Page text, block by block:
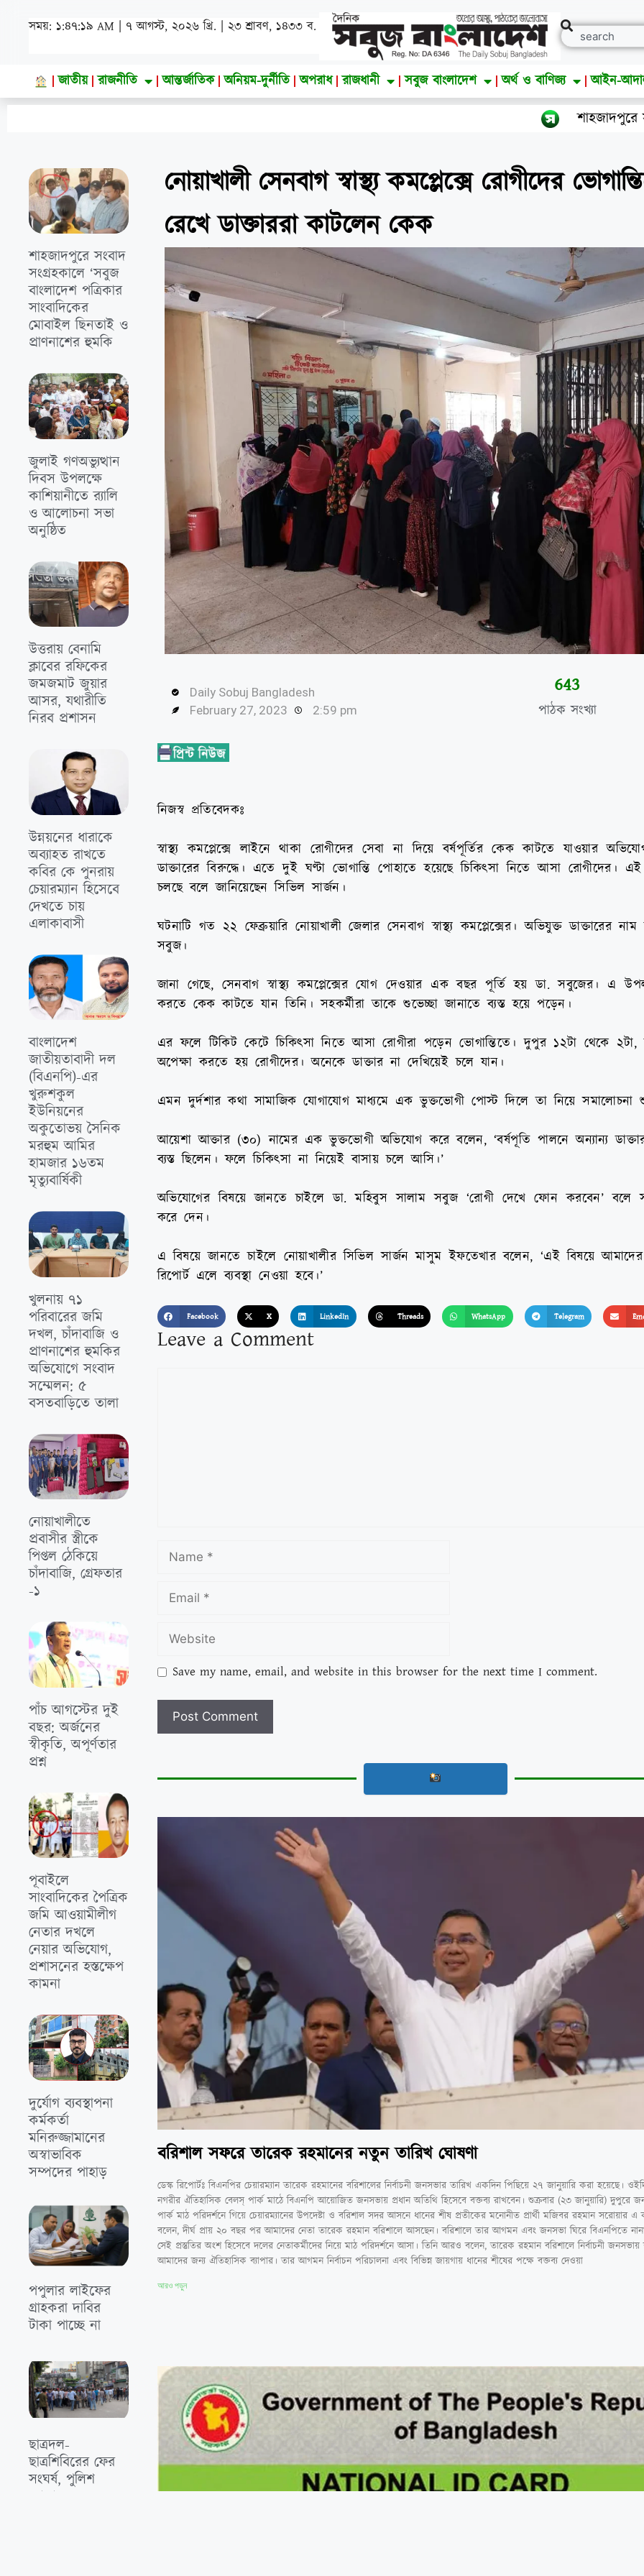
সময়: ১:৪৭:২০ AM | ৭ আগস্ট, ২০২৬ খ্রি. | ২৩ শ্রাবণ, ১৪৩৩ ব.
জাতীয় রাজনীতি আন্তর্জাতিক অনিয়ম-দুর্নীতি অপরাধ রাজধানী সবুজ বাংলাদেশ অর্থ ও বাণিজ্য আইন-
শাহজাদপুরে সংবাদ
শাহজাদপুরে সংবাদ
সংগ্রহকালে ‘সবুজ
বাংলাদেশ পত্রিকার
সাংবাদিকের
মোবাইল ছিনতাই ও
প্রাণনাশের হুমকি
জুলাই গণঅভ্যুত্থান
দিবস উপলক্ষে
কাশিয়ানীতে র‍্যালি
ও আলোচনা সভা
অনুষ্ঠিত
উত্তরায় বেনামি
ক্লাবের রফিকের
জমজমাট জুয়ার
আসর, যথারীতি
নিরব প্রশাসন
উন্নয়নের ধারাকে
অব্যাহত রাখতে
কবির কে পুনরায়
চেয়ারম্যান হিসেবে
দেখতে চায়
এলাকাবাসী
বাংলাদেশ
জাতীয়তাবাদী দল
(বিএনপি)-এর
খুরুশকুল
ইউনিয়নের
অকুতোভয় সৈনিক
মরহুম আমির
হামজার ১৬তম
মৃত্যুবার্ষিকী
খুলনায় ৭১
পরিবারের জমি
দখল, চাঁদাবাজি ও
প্রাণনাশের হুমকির
অভিযোগে সংবাদ
সম্মেলন: ৫
বসতবাড়িতে তালা
নোয়াখালীতে
প্রবাসীর স্ত্রীকে
পিপ্তল ঠেকিয়ে
চাঁদাবাজি, গ্রেফতার
-১
পাঁচ আগস্টের দুই
বছর: অর্জনের
স্বীকৃতি, অপূর্ণতার
প্রশ্ন
পূবাইলে
সাংবাদিকের পৈত্রিক
জমি আওয়ামীলীগ
নেতার দখলে
নেয়ার অভিযোগ,
প্রশাসনের হস্তক্ষেপ
কামনা
দুর্যোগ ব্যবস্থাপনা
কর্মকর্তা
মনিরুজ্জামানের
অস্বাভাবিক
সম্পদের পাহাড়
পপুলার লাইফের
গ্রাহকরা দাবির
টাকা পাচ্ছে না
ছাত্রদল-
ছাত্রশিবিরের ফের
সংঘর্ষ, পুলিশ
মোতায়েন
নোয়াখালী সেনবাগ স্বাস্থ্য কমপ্লেক্সে রোগীদের
রেখে ডাক্তাররা কাটলেন কেক
Daily Sobuj Bangladesh
February 27, 2023
2:59 pm পাঠক সংখ্যা
644
নিজস্ব প্রতিবেদকঃ
স্বাস্থ্য কমপ্লেক্সে লাইনে থাকা রোগীদের সেবা না দিয়ে বর্ষপূর্তির কেক কাটতে যাওয়ার
ডাক্তারের বিরুদ্ধে। এতে দুই ঘণ্টা ভোগান্তি পোহাতে হয়েছে চিকিৎসা নিতে আসা রোগীদের।
চলছে বলে জানিয়েছেন সিভিল সার্জন।
ঘটনাটি গত ২২ ফেব্রুয়ারি নোয়াখালী জেলার সেনবাগ স্বাস্থ্য কমপ্লেক্সের। অভিযুক্ত ডাক্তারের
সবুজ।
জানা গেছে, সেনবাগ স্বাস্থ্য কমপ্লেক্সের যোগ দেওয়ার এক বছর পূর্তি হয় ডা. সবুজের। এ
করতে কেক কাটতে যান তিনি। সহকর্মীরা তাকে শুভেচ্ছা জানাতে ব্যস্ত হয়ে পড়েন।
এর ফলে টিকিট কেটে চিকিৎসা নিতে আসা রোগীরা পড়েন ভোগান্তিতে। দুপুর ১২টা থেকে ২টা,
অপেক্ষা করতে হয় রোগীদের। অনেকে ডাক্তার না দেখিয়েই চলে যান।
এমন দুর্দশার কথা সামাজিক যোগাযোগ মাধ্যমে এক ভুক্তভোগী পোস্ট দিলে তা নিয়ে
আয়েশা আক্তার (৩০) নামের এক ভুক্তভোগী অভিযোগ করে বলেন, ‘বর্ষপূতি পালনে অন্যান্য
ব্যস্ত ছিলেন। ফলে চিকিৎসা না নিয়েই বাসায় চলে আসি।’
অভিযোগের বিষয়ে জানতে চাইলে ডা. মহিবুস সালাম সবুজ ‘রোগী দেখে ফোন করবেন’ বলে
করে দেন।
এ বিষয়ে জানতে চাইলে নোয়াখালীর সিভিল সার্জন মাসুম ইফতেখার বলেন, ‘এই বিষয়ে
রিপোর্ট এলে ব্যবস্থা নেওয়া হবে।’
Facebook X LinkedIn Threads WhatsApp Telegram
Leave a Comment
Save my name, email, and website in this browser for the next time I comment.
বরিশাল সফরে তারেক রহমানের নতুন তারিখ ঘোষণা
ডেস্ক রিপোর্টঃ বিএনপির চেয়ারম্যান তারেক রহমানের বরিশালের নির্বাচনী জনসভার তারিখ একদিন পিছিয়ে ২৭ জানুয়ারি করা হয়েছে।
নগরীর ঐতিহাসিক বেলস্ পার্ক মাঠে বিএনপি আয়োজিত জনসভায় প্রধান অতিথি হিসেবে বক্তব্য রাখবেন। শুক্রবার (২৩ জানুয়ারি) দুপুরে
পার্ক মাঠ পরিদর্শনে গিয়ে চেয়ারম্যানের উপদেষ্টা ও বরিশাল সদর আসনে ধানের শীষ প্রতীকের মনোনীত প্রার্থী মজিবর রহমান সরোয়ার এ
বলেন, দীর্ঘ প্রায় ২০ বছর পর আমাদের নেতা তারেক রহমান বরিশালে আসছেন। বরিশালে তার আগমন এবং জনসভা ঘিরে বিএনপিতে নানা
সেই প্রস্তুতির অংশ হিসেবে দলের নেতাকর্মীদের নিয়ে মাঠ পরিদর্শনে আসা। তিনি আরও বলেন, তারেক রহমান বরিশালে নির্বাচনী জনসভায়
আমাদের জন্য ঐতিহাসিক ব্যাপার। তার আগমন নির্বাচন পরিচালনা এবং বিভিন্ন জায়গায় ধানের শীষের পক্ষে বক্তব্য দেওয়া
আরও পড়ুন